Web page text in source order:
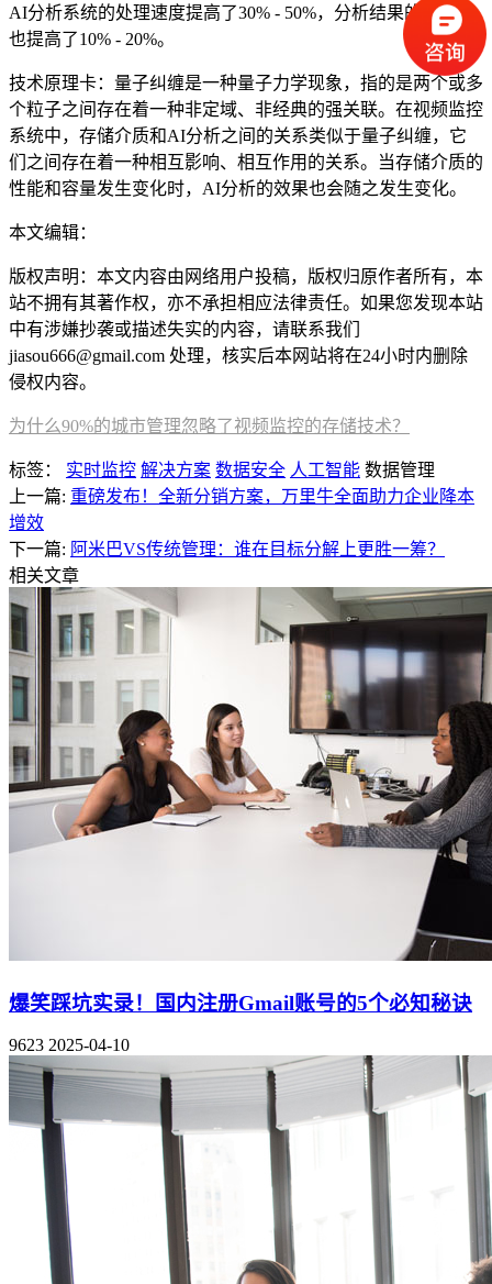
AI分析系统的处理速度提高了30% - 50%，分析结果的准确性
也提高了10% - 20%。
技术原理卡：量子纠缠是一种量子力学现象，指的是两个或多
个粒子之间存在着一种非定域、非经典的强关联。在视频监控
系统中，存储介质和AI分析之间的关系类似于量子纠缠，它
们之间存在着一种相互影响、相互作用的关系。当存储介质的
性能和容量发生变化时，AI分析的效果也会随之发生变化。
本文编辑：
版权声明：本文内容由网络用户投稿，版权归原作者所有，本
站不拥有其著作权，亦不承担相应法律责任。如果您发现本站
中有涉嫌抄袭或描述失实的内容，请联系我们
jiasou666@gmail.com 处理，核实后本网站将在24小时内删除
侵权内容。
为什么90%的城市管理忽略了视频监控的存储技术？
标签： 实时监控 解决方案 数据安全 人工智能 数据管理
上一篇: 重磅发布！全新分销方案，万里牛全面助力企业降本
增效
下一篇: 阿米巴VS传统管理：谁在目标分解上更胜一筹？
相关文章
爆笑踩坑实录！国内注册Gmail账号的5个必知秘诀
9623 2025-04-10